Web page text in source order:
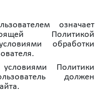
означает
Политикой
обработки
Политики
должен